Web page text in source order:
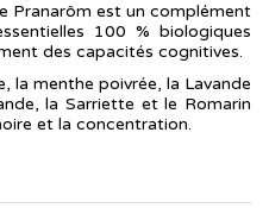
Pranarôm est un complément
100 % biologiques
des capacités cognitives.
la menthe poivrée, la Lavande
la Sarriette et le Romarin
et la concentration.